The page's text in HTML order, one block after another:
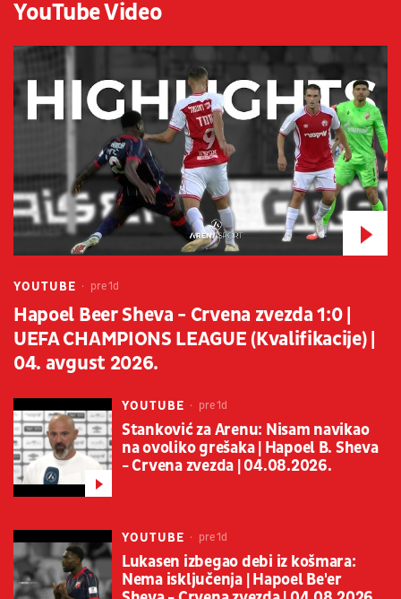
YouTube Video
YOUTUBE pre 1d
Hapoel Beer Sheva - Crvena zvezda 1:0 |
UEFA CHAMPIONS LEAGUE (Kvalifikacije) |
04. avgust 2026.
YOUTUBE pre 1d
Stanković za Arenu: Nisam navikao
na ovoliko grešaka | Hapoel B. Sheva
- Crvena zvezda | 04.08.2026.
YOUTUBE pre 1d
Lukasen izbegao debi iz košmara:
Nema isključenja | Hapoel Be'er